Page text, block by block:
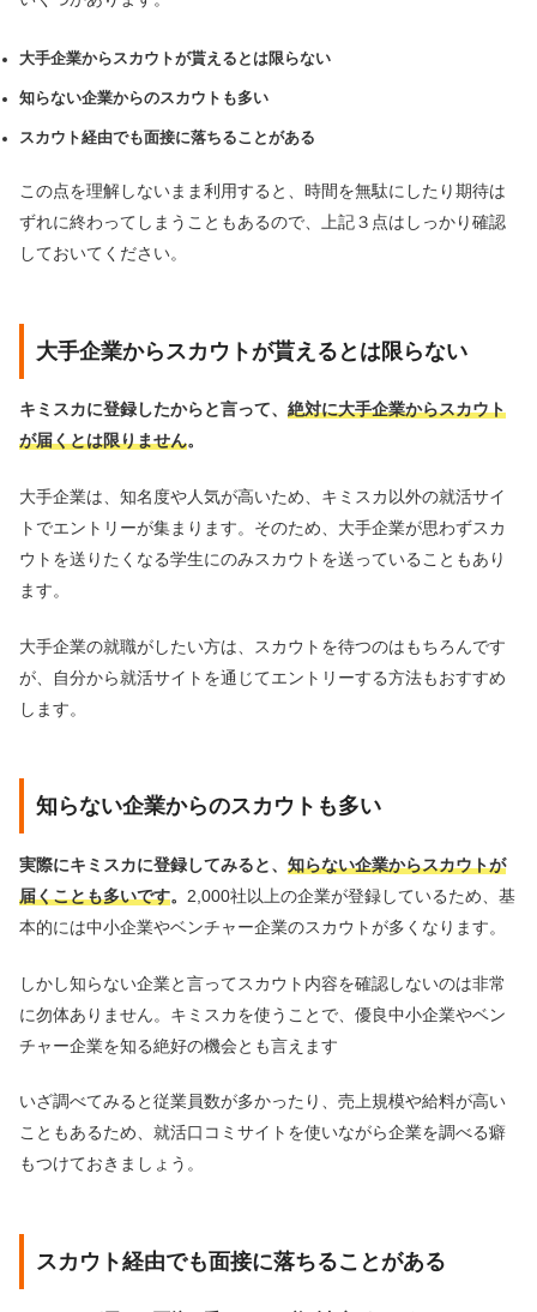
大手企業からスカウトが貰えるとは限らない
知らない企業からのスカウトも多い
スカウト経由でも面接に落ちることがある
この点を理解しないまま利用すると、時間を無駄にしたり期待は
ずれに終わってしまうこともあるので、上記３点はしっかり確認
しておいてください。
大手企業からスカウトが貰えるとは限らない
キミスカに登録したからと言って、 絶対に大手企業からスカウト
が届くとは限りません。
大手企業は、知名度や人気が高いため、キミスカ以外の就活サイ
トでエントリーが集まります。そのため、大手企業が思わずスカ
ウトを送りたくなる学生にのみスカウトを送っていることもあり
ます。
大手企業の就職がしたい方は、スカウトを待つのはもちろんです
が、自分から就活サイトを通じてエントリーする方法もおすすめ
します。
知らない企業からのスカウトも多い
実際にキミスカに登録してみると、 知らない企業からスカウトが
届くことも多いです。 2,000社以上の企業が登録しているため、基
本的には中小企業やベンチャー企業のスカウトが多くなります。
しかし知らない企業と言ってスカウト内容を確認しないのは非常
に勿体ありません。キミスカを使うことで、優良中小企業やベン
チャー企業を知る絶好の機会とも言えます
いざ調べてみると従業員数が多かったり、売上規模や給料が高い
こともあるため、就活口コミサイトを使いながら企業を調べる癖
もつけておきましょう。
スカウト経由でも面接に落ちることがある